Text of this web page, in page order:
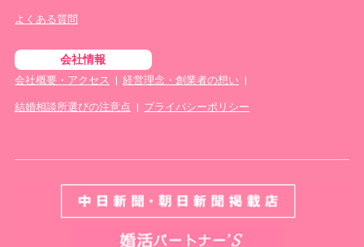
よくある質問
会社情報
会社概要・アクセス | 経営理念・創業者の想い |
結婚相談所選びの注意点 | プライバシーポリシー